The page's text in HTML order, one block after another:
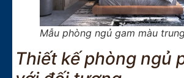
Mẫu phòng ngủ gam màu
Thiết kế phòng ngủ